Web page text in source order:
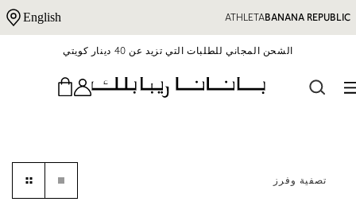
إلى المحتوى
BANANA REPUBLIC
ATHLETA
الشحن المجاني للطلبات التي تزيد عن 40 دينار كويتي
English
تصفية وفرز